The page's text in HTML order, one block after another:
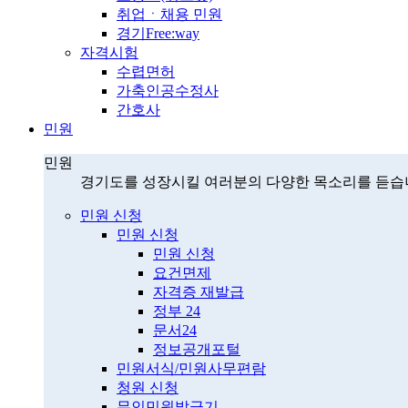
취업ㆍ채용 민원
경기Free:way
자격시험
수렵면허
가축인공수정사
간호사
민원
민원
경기도를 성장시킬 여러분의 다양한 목소리를 듣습
민원 신청
민원 신청
민원 신청
요건면제
자격증 재발급
정부 24
문서24
정보공개포털
민원서식/민원사무편람
청원 신청